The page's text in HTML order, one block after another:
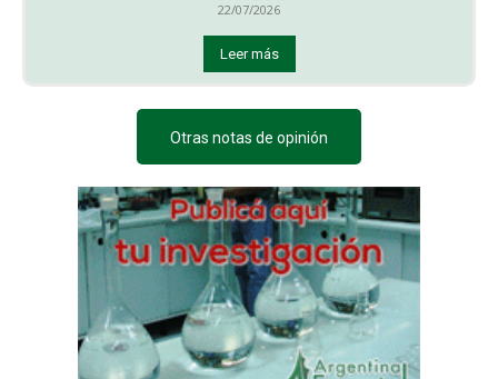
22/07/2026
Leer más
Otras notas de opinión